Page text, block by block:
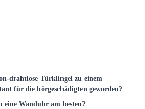
drahtlose Türklingel zu einem
für die hörgeschädigten geworden?
eine Wanduhr am besten?